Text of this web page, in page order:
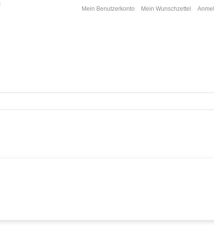
Mein Benutzerkonto Mein Wunschzettel